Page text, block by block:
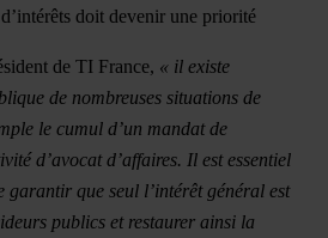
doit devenir une priorité
de TI France, « il existe
de nombreuses situations de
le cumul d’un mandat de
d’avocat d’affaires. Il est essentiel
garantir que seul l’intérêt général est
publics et restaurer ainsi la